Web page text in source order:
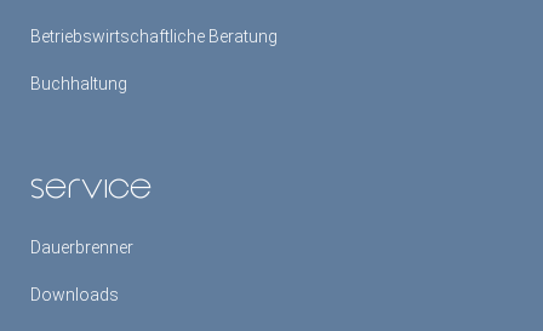
Betriebswirtschaftliche Beratung
Buchhaltung
service
Dauerbrenner
Downloads